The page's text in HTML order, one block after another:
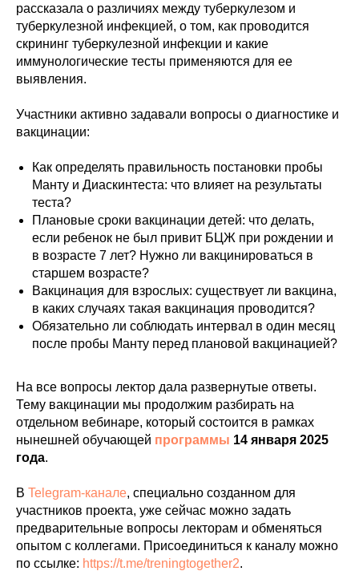
рассказала о различиях между туберкулезом и
туберкулезной инфекцией, о том, как проводится
скрининг туберкулезной инфекции и какие
иммунологические тесты применяются для ее
выявления.
Участники активно задавали вопросы о диагностике и
вакцинации:
Как определять правильность постановки пробы
Манту и Диаскинтеста: что влияет на результаты
теста?
Плановые сроки вакцинации детей: что делать,
если ребенок не был привит БЦЖ при рождении и
в возрасте 7 лет? Нужно ли вакцинироваться в
старшем возрасте?
Вакцинация для взрослых: существует ли вакцина,
в каких случаях такая вакцинация проводится?
Обязательно ли соблюдать интервал в один месяц
после пробы Манту перед плановой вакцинацией?
На все вопросы лектор дала развернутые ответы.
Тему вакцинации мы продолжим разбирать на
отдельном вебинаре, который состоится в рамках
нынешней обучающей программы 14 января 2025
года.
В Telegram-канале, специально созданном для
участников проекта, уже сейчас можно задать
предварительные вопросы лекторам и обменяться
опытом с коллегами. Присоединиться к каналу можно
по ссылке: https://t.me/treningtogether2.